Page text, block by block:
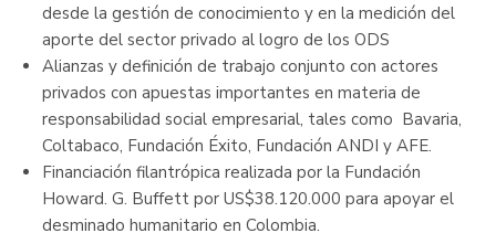
desde la gestión de conocimiento y en la medición del
aporte del sector privado al logro de los ODS
Alianzas y definición de trabajo conjunto con actores
privados con apuestas importantes en materia de
responsabilidad social empresarial, tales como Bavaria,
Coltabaco, Fundación Éxito, Fundación ANDI y AFE.
Financiación filantrópica realizada por la Fundación
Howard. G. Buffett por US$38.120.000 para apoyar el
desminado humanitario en Colombia.